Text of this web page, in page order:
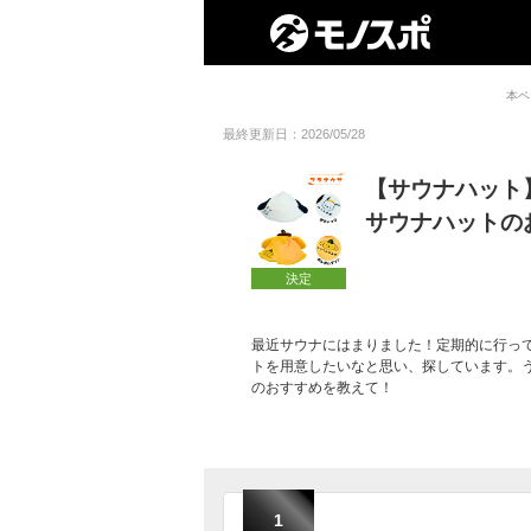
本
最終更新日：2026/05/28
決定
【サウナハッ
サウナハットの
最近サウナにはまりました！定期的に行っ
トを用意したいなと思い、探しています
のおすすめを教えて！
1